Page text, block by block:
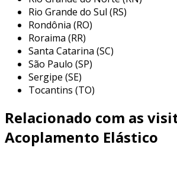
sistemas de transmissão de potência
eficiência e a confiabilidade são
as principais áreas de aplicação,
destacar:
máquinas industriais:
compressores, geradores e
garantindo um funcionamento
contínuo.
engenharia mecânica:indicados
Rio Grande do Sul (RS)
Rondônia (RO)
Roraima (RR)
Santa Catarina (SC)
São Paulo (SP)
Sergipe (SE)
Tocantins (TO)
Relacionado com as
Acoplamento Elástico